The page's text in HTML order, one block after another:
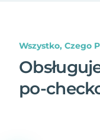
Wszystko, Czego
po-